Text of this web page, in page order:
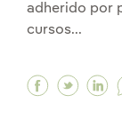
adherido por
cursos...